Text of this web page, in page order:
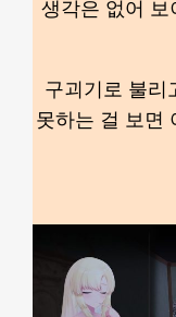
생각은 없어 보
구괴기로 불리
못하는 걸 보면